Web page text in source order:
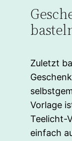
Zuletzt
Vorlage
Teelicht-
einfach